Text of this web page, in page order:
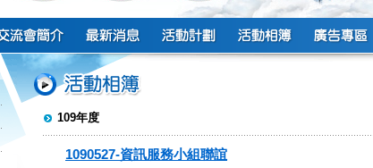
109年度
1090527-資訊服務小組聯誼